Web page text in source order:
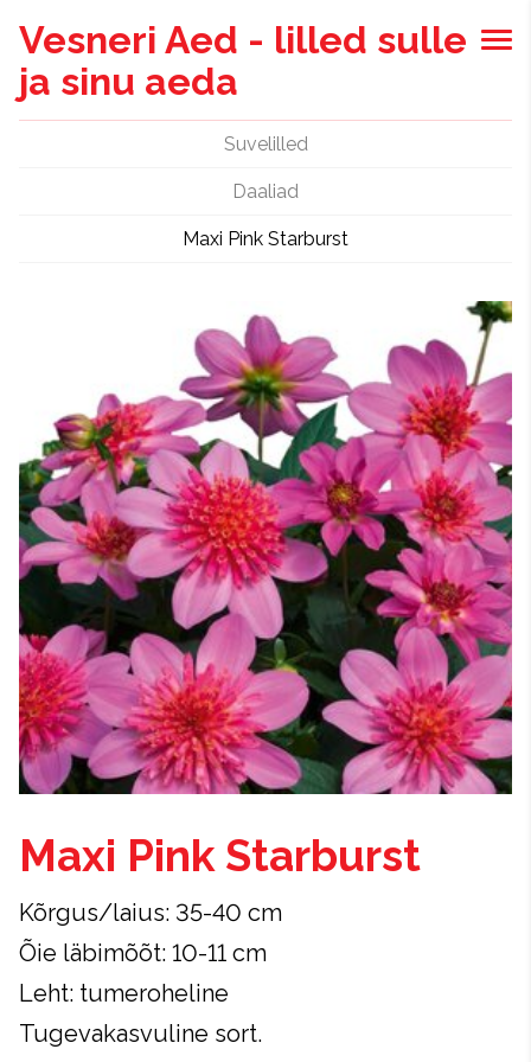
Vesneri Aed - lilled sulle
ja sinu aeda
Suvelilled
Daaliad
Maxi Pink Starburst
Maxi Pink Starburst
Kõrgus/laius: 35-40 cm
Õie läbimõõt: 10-11 cm
Leht: tumeroheline
Tugevakasvuline sort.